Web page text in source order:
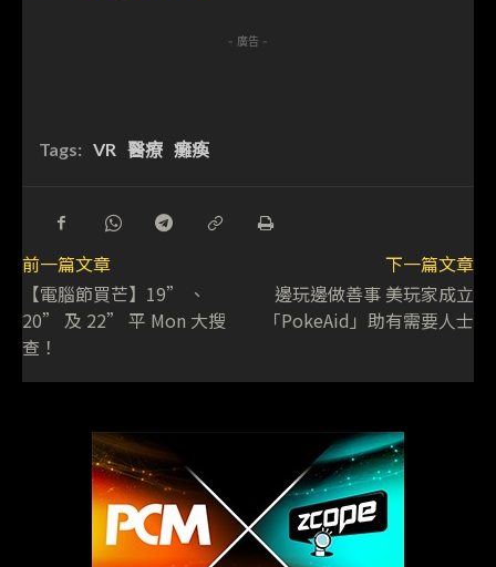
- 廣告 -
Tags: VR 醫療 癱瘓
前一篇文章
【電腦節買芒】19” 、
20” 及 22” 平 Mon 大搜
查！
下一篇文章
邊玩邊做善事 美玩家成立
「PokeAid」助有需要人士